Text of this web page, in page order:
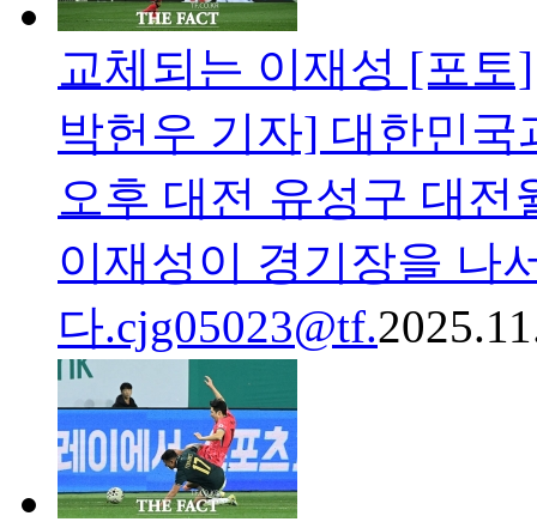
교체되는 이재성 [포토]
박헌우 기자] 대한민
오후 대전 유성구 대
이재성이 경기장을 나
다.cjg05023@tf.